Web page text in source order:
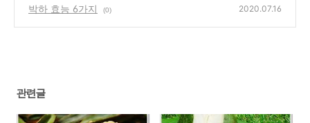
박하 효능 6가지 (0) 2020.07.16
관련글